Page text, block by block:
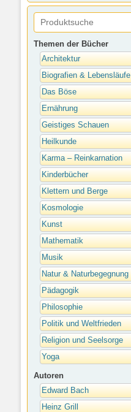
Themen der Bücher
Architektur
Biografien & Lebensläufe
Das Böse
Ernährung
Geistiges Schauen
Heilkunde
Karma – Reinkarnation
Kinderbücher
Klettern und Berge
Kosmologie
Kunst
Mathematik
Musik
Natur & Naturbegegnung
Pädagogik
Philosophie
Politik und Weltfrieden
Religion und Seelsorge
Yoga
Autoren
Edward Bach
Heinz Grill